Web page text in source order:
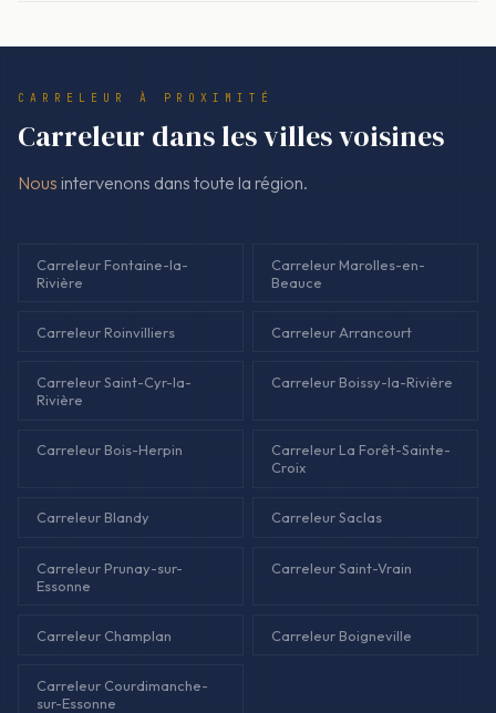
devis. S'il faut modifier le périmètre (découverte sous l'ancien
CARRELEUR À PROXIMITÉ
Carreleur dans les villes voisines
Nous intervenons dans toute la région.
Carreleur Fontaine-la-
Rivière
Carreleur Marolles-en-
Beauce
Carreleur Roinvilliers Carreleur Arrancourt
Carreleur Saint-Cyr-la-
Rivière
Carreleur Boissy-la-Rivière
Carreleur Bois-Herpin
Carreleur La Forêt-Sainte-
Croix
Carreleur Blandy Carreleur Saclas
Carreleur Prunay-sur-
Essonne
Carreleur Saint-Vrain
Carreleur Champlan Carreleur Boigneville
Carreleur Courdimanche-
sur-Essonne